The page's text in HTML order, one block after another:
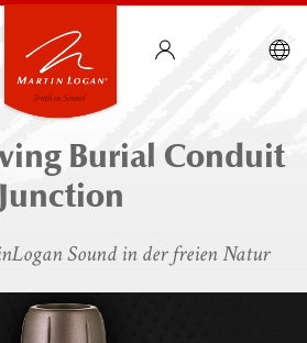
Burial Conduit
Junction
Sound in der freien Natur